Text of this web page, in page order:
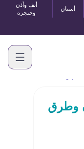
أسنان
أنف وأذن
وحنجرة
وطرق